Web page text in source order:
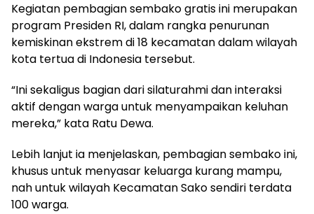
Kegiatan pembagian sembako gratis ini merupakan
program Presiden RI, dalam rangka penurunan
kemiskinan ekstrem di 18 kecamatan dalam wilayah
kota tertua di Indonesia tersebut.
“Ini sekaligus bagian dari silaturahmi dan interaksi
aktif dengan warga untuk menyampaikan keluhan
mereka,” kata Ratu Dewa.
Lebih lanjut ia menjelaskan, pembagian sembako ini,
khusus untuk menyasar keluarga kurang mampu,
nah untuk wilayah Kecamatan Sako sendiri terdata
100 warga.